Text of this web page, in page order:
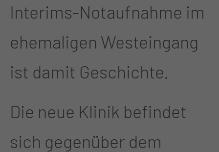
Interims-Notaufnahme im
ehemaligen Westeingang
ist damit Geschichte.
Die neue Klinik befindet
sich gegenüber dem